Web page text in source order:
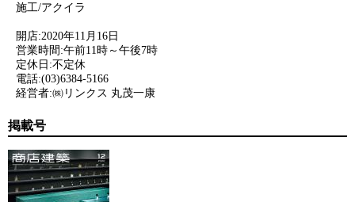
施工/アクイラ
開店:2020年11月16日
営業時間:午前11時～午後7時
定休日:不定休
電話:(03)6384-5166
経営者:㈱リンクス 丸茂一康
掲載号